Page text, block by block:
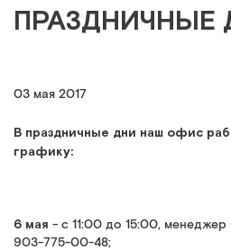
ПРАЗДНИЧНЫЕ
03 мая 2017
В праздничные дни наш офис
графику:
6 мая - с 11:00 до 15:00, менеджер
903-775-00-48;